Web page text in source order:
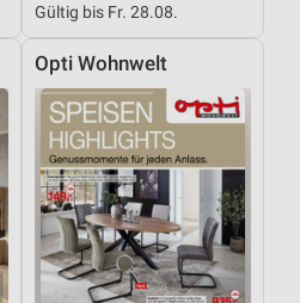
Gültig bis Fr. 28.08.
Opti Wohnwelt